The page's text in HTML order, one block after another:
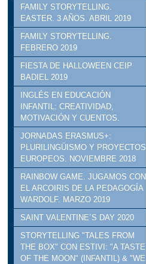
FAMILY STORYTELLING.
EASTER. 3 AÑOS. ABRIL 2019
FAMILY STORYTELLING.
FEBRERO 2019
FIESTA DE HALLOWEEN CEIP
BADIEL 2019
INGLÉS EN EDUCACIÓN
INFANTIL: CREATIVIDAD,
MOTIVACIÓN Y CUENTOS.
JORNADAS ERASMUS+:
PLURILINGÜISMO Y PROYECTOS
EUROPEOS. NOVIEMBRE 2018
RAINBOW GAME. JUGAMOS CON
EL ARCOIRIS DE LA PEDAGOGÍA
WARDOLF. MARZO 2019
SAINT VALENTINE´S DAY 2020
STORYTELLING "TALES FROM
THE BOX" CON ESTIVI: "A TASTE
OF THE MOON" (INFANTIL) & "WE